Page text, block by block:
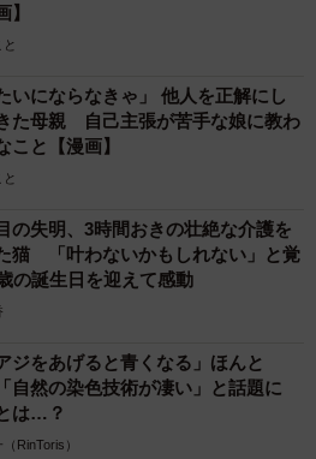
】
いにならなきゃ」 他人を正解にし
た母親 自己主張が苦手な娘に教わ
こと【漫画】
の失明、3時間おきの壮絶な介護を
猫 「叶わないかもしれない」と覚
の誕生日を迎えて感動
ジをあげると青くなる」ほんと
然の染色技術が凄い」と話題に
は…？
RinToris）